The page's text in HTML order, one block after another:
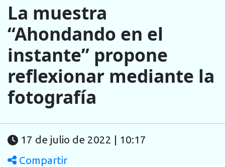
La muestra
“Ahondando en el
instante” propone
reflexionar mediante la
fotografía
17 de julio de 2022 | 10:17
Compartir